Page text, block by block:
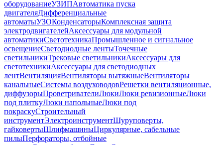
оборудованиеУЗИПАвтоматика пуска
двигателяДифференциальные
автоматыУЗОКонденсаторыКомплексная защита
электродвигателейАксессуары для модульной
автоматикиСветотехникаПромышленное и сигнальное
освещениеСветодиодные лентыТочечные
светильникиТрековые светильникиАксессуары для
светотехникиАксессуары для светодиодных
лентВентиляцияВентиляторы вытяжныеВентиляторы
канальныеСистемы воздуховодовРешетки вентиляционные,
диффузорыПроветривателиЛюкиЛюки ревизионныеЛюки
под плиткуЛюки напольныеЛюки под
покраскуСтроительный
инструментЭлектроинструментШуруповерты,
гайковертыШлифмашиныЦиркулярные, сабельные
пилыПерфораторы, отбойные